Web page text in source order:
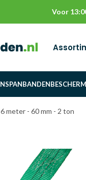
Voor
SPANBANDEN
meter - 60 mm - 2 ton